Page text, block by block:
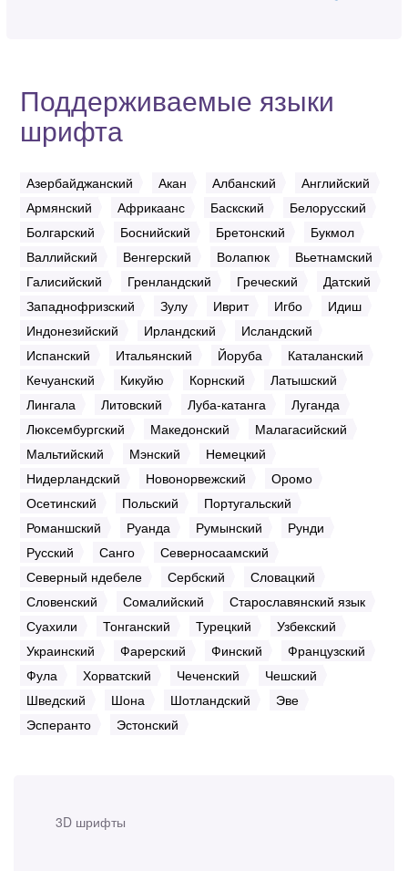
3D шрифты
Поддерживаемые языки
шрифта
Азербайджанский Акан Албанский
Английский
Армянский
Африкаанс Баскский
Белорусский
Болгарский
Боснийский Бретонский
Букмол
Валлийский
Венгерский Волапюк
Вьетнамский
Галисийский
Гренландский Греческий
Датский
Западнофризский
Зулу Иврит Игбо
Идиш
Индонезийский
Ирландский
Исландский
Испанский
Итальянский Йоруба
Каталанский
Кечуанский
Кикуйю Корнский
Латышский
Лингала
Литовский Луба-катанга
Луганда
Люксембургский
Македонский
Малагасийский
Мальтийский
Мэнский
Немецкий
Нидерландский
Новонорвежский
Оромо
Осетинский
Польский
Португальский
Романшский
Руанда Румынский
Рунди
Русский
Санго
Северносаамский
Северный ндебеле
Сербский
Словацкий
Словенский
Сомалийский
Старославянский язык
Суахили
Тонганский Турецкий
Узбекский
Украинский
Фарерский Финский
Французский
Фула
Хорватский Чеченский
Чешский
Шведский
Шона Шотландский
Эве
Эсперанто
Эстонский